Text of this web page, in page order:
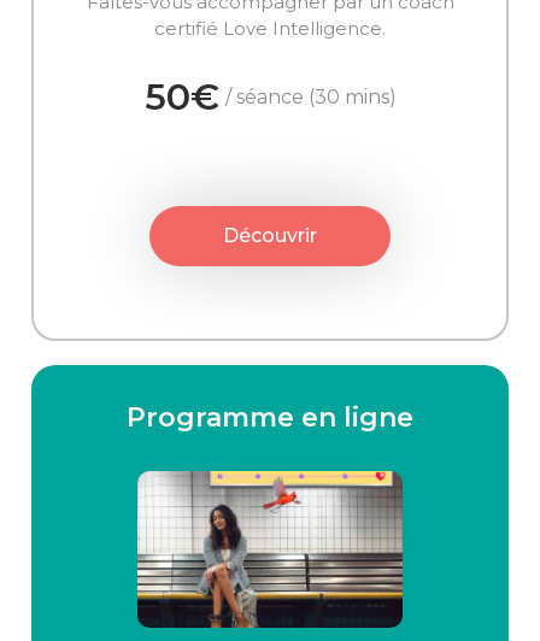
certifié Love Intelligence.
50€ / séance (30 mins)
Découvrir
Programme en ligne